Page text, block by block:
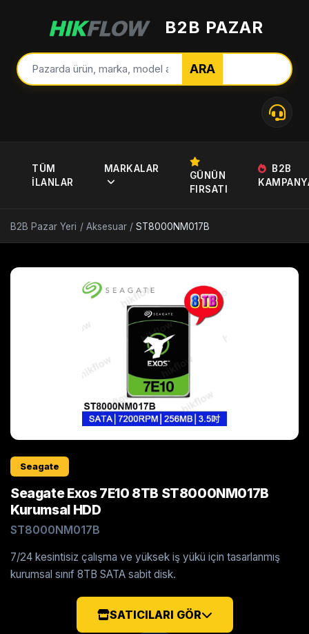
B2B PAZAR
ARA
TÜM
İLANLAR
MARKALAR
GÜNÜN
FIRSATI
B2B
B2B Pazar Yeri / Aksesuar / ST8000NM017B
Seagate
Seagate Exos 7E10 8TB ST8000NM017B
Kurumsal HDD
ST8000NM017B
7/24 kesintisiz çalışma ve yüksek iş yükü için tasarlanmış
kurumsal sınıf 8TB SATA sabit disk.
SATICILARI GÖR